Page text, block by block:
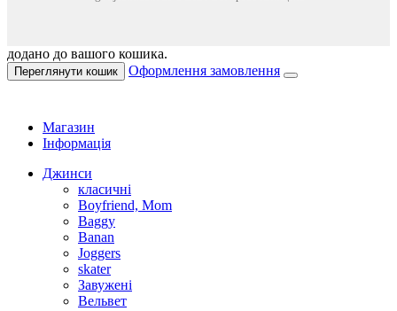
додано до вашого кошика.
Переглянути кошик Оформлення замовлення
Магазин
Інформація
Джинси
класичні
Boyfriend, Mom
Baggy
Banan
Joggers
skater
Завужені
Вельвет